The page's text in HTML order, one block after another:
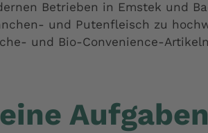
Betrieben in Emstek und
und Putenfleisch zu
und Bio-Convenience-
Aufgaben